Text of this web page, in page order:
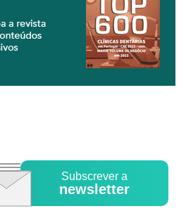
Subscrever a
newsletter